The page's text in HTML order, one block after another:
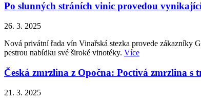
Po slunných stráních vinic provedou
26. 3. 2025
Nová privátní řada vín Vinařská stezka provede zákazníky
pestrou nabídku své široké vinotéky. Více
Česká zmrzlina z Opočna: Poctivá zmrzlina
21. 3. 2025